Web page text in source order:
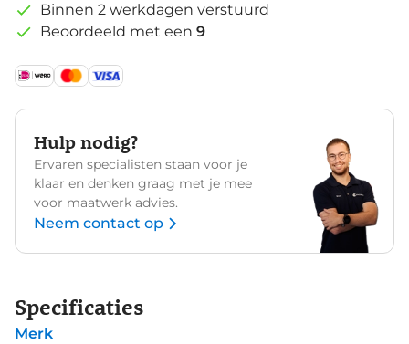
Binnen 2 werkdagen verstuurd
Beoordeeld met een 9
Hulp nodig?
Ervaren specialisten staan voor je
klaar en denken graag met je mee
voor maatwerk advies.
Neem contact op
Specificaties
Merk